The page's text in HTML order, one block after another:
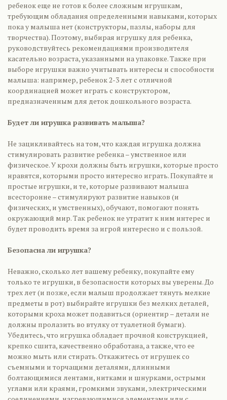
ребенок еще не готов к более сложным игрушкам,
требующим обладания определенными навыками, которых
пока у малыша нет (конструкторы, пазлы, наборы для
творчества). Поэтому, выбирая игрушку для ребенка,
руководствуйтесь рекомендациями производителя
касательно возраста, указанными на упаковке. Также при
выборе игрушки важно учитывать интересы и способности
малыша: например, ребенок 2-3 лет с отличной
координацией может играть с конструктором,
предназначенным для деток дошкольного возраста.
Будет ли игрушка развивать малыша?
Не зацикливайтесь на том, что каждая игрушка должна
стимулировать развитие ребенка – умственное или
физическое. У крохи должны быть игрушки, которые просто
нравятся, которыми просто интересно играть. Покупайте и
простые игрушки, и те, которые развивают малыша
всесторонне – стимулируют развитие навыков (и
физических, и умственных), обучают, помогают понять
окружающий мир. Так ребенок не утратит к ним интерес и
будет проводить время за игрой интересно и с пользой.
Безопасна ли игрушка?
Неважно, сколько лет вашему ребенку, покупайте ему
только те игрушки, в безопасности которых вы уверены. До
трех лет (и позже, если малыш продолжает тянуть мелкие
предметы в рот) выбирайте игрушки без мелких деталей,
которыми кроха может подавиться (ориентир – детали не
должны пролазить во втулку от туалетной бумаги).
Убедитесь, что игрушка обладает прочной конструкцией,
крепко сшита, качественно обработана, а также, что ее
можно мыть или стирать. Откажитесь от игрушек со
съемными и торчащими деталями, длинными
болтающимися лентами, нитками и шнурками, острыми
углами или краями, громкими звуками, электрическими